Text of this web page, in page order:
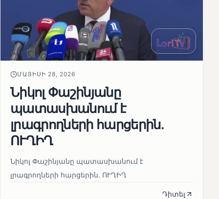
ՄԱՅԻՍԻ 28, 2026
Նիկոլ Փաշինյանը
պատասխանում է
լրագրողների հարցերին․
ՈՒՂԻՂ
Նիկոլ Փաշինյանը պատասխանում է
լրագրողների հարցերին․ ՈՒՂԻՂ
Դիտել